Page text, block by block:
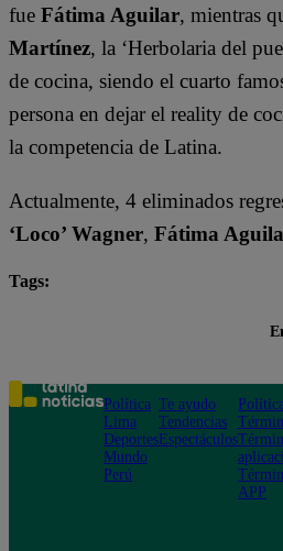
fue Fátima Aguilar, mientras
Martínez, la ‘Herbolaria del
de cocina, siendo el cuarto
persona en dejar el reality de
la competencia de Latina.
Actualmente, 4 eliminados
‘Loco’ Wagner, Fátima
Tags:
Política
Lima
Deportes
Mundo
Perú
Te ayudo
Tendencias
Espectáculos
APP